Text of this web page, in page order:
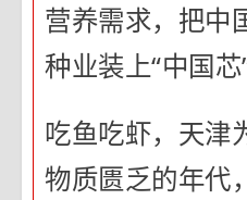
营养需求，把中
种业装上“中国芯”
吃鱼吃虾，天津
物质匮乏的年代